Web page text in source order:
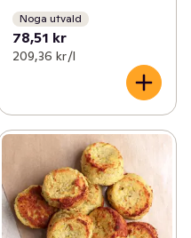
Noga utvald
78,51 kr
209,36 kr /l